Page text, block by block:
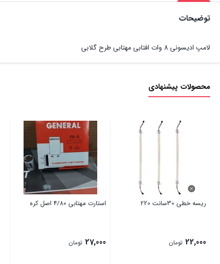
توضیحات
لامپ ادیسونی 8 وات افتابی مهتابی طرح گلابی
محصولات پیشنهادی
ریسه خطی 30سانت 220
22,000 تومان
استارت مهتابی 4/80 اصل کره
27,000 تومان